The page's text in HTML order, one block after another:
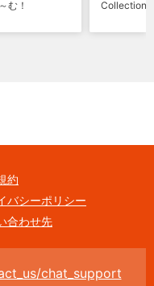
む！
Collection
約
バシーポリシー
合わせ先
chat_support